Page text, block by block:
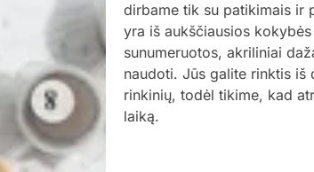
dirbame tik su patikimais ir
yra iš aukščiausios
sunumeruotos, akriliniai
naudoti. Jūs galite rinktis
rinkinių, todėl tikime, kad
laiką.